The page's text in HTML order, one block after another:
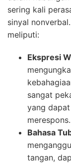
sering kali
sinyal
meliputi:
Ekspresi
sangat
yang
merespons.
Bahasa
tangan,